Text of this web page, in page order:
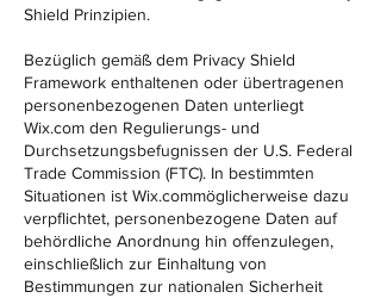
Shield Prinzipien.
Bezüglich gemäß dem Privacy Shield
Framework enthaltenen oder übertragenen
personenbezogenen Daten unterliegt
Wix.com den Regulierungs- und
Durchsetzungsbefugnissen der U.S. Federal
Trade Commission (FTC). In bestimmten
Situationen ist Wix.commöglicherweise dazu
verpflichtet, personenbezogene Daten auf
behördliche Anordnung hin offenzulegen,
einschließlich zur Einhaltung von
Bestimmungen zur nationalen Sicherheit